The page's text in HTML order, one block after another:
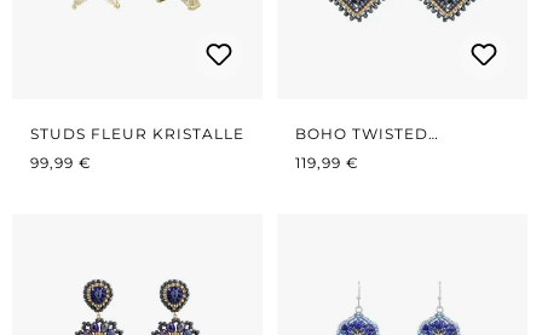
STUDS FLEUR KRISTALLE
REGULÄRER PREIS:
99,99 €
BOHO TWISTED
SQUARES MIDNIGHT
BLUE
REGULÄRER PREIS:
119,99 €